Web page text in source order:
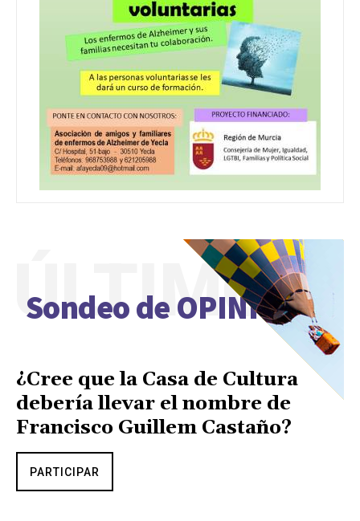
Sondeo de OPINIÓN
ÚLTIMO
¿Cree que la Casa de Cultura
debería llevar el nombre de
Francisco Guillem Castaño?
PARTICIPAR